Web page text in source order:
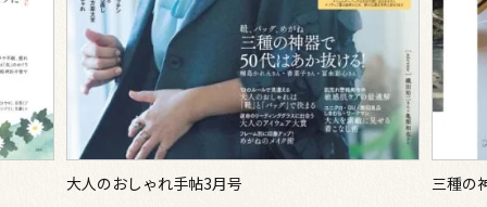
大人のおしゃれ手帖3月号 三種の